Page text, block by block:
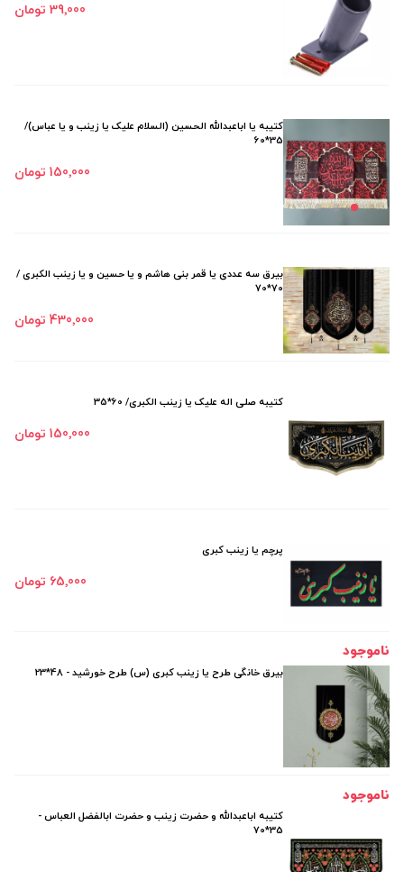
39٬000 تومان
کتیبه یا اباعبدالله الحسین (السلام علیک یا زینب و یا عباس)/
35*60
150٬000 تومان
بیرق سه عددی یا قمر بنی هاشم و یا حسین و یا زینب الکبری /
70*70
430٬000 تومان
کتیبه صلی اله علیک یا زینب الکبری/ 60*35
150٬000 تومان
پرچم یا زینب کبری
65٬000 تومان
ناموجود
بیرق خانگی طرح یا زینب کبری (س) طرح خورشید - 48*23
ناموجود
کتیبه اباعبدالله و حضرت زینب و حضرت ابالفضل العباس -
35*70